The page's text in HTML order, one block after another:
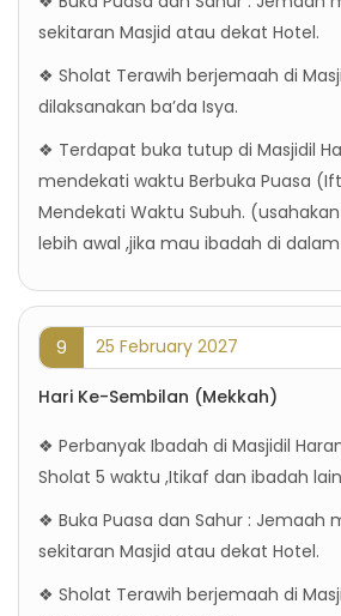
sekitaran Masjid atau dekat Hotel.
❖ Sholat Terawih berjemaah di
dilaksanakan ba’da Isya.
❖ Terdapat buka tutup di Masjidil
mendekati waktu Berbuka Puasa
Mendekati Waktu Subuh.
lebih awal ,jika mau ibadah di
9 25 February 2027
Hari Ke-Sembilan (Mekkah)
❖ Perbanyak Ibadah di Masjidil
Sholat 5 waktu ,Itikaf dan ibadah
❖ Buka Puasa dan Sahur : Jemaah
sekitaran Masjid atau dekat Hotel.
❖ Sholat Terawih berjemaah di